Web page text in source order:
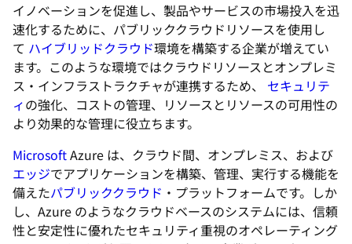
イノベーションを促進し、製品やサービスの市場投入を迅
速化するために、パブリッククラウドリソースを使用し
て ハイブリッドクラウド環境を構築する企業が増えてい
ます。このような環境ではクラウドリソースとオンプレミ
ス・インフラストラクチャが連携するため、 セキュリテ
ィの強化、コストの管理、リソースとリソースの可用性の
より効果的な管理に役立ちます。
MicrosoftAzure は、クラウド間、オンプレミス、および
エッジでアプリケーションを構築、管理、実行する機能を
備えたパブリッククラウド ・プラットフォームです。しか
し、Azure のようなクラウドベースのシステムには、信頼
性と安定性に優れたセキュリティ重視のオペレーティング